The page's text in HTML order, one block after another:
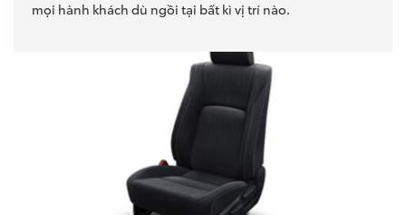
mọi hành khách dù ngồi tại bất kì vị trí nào.